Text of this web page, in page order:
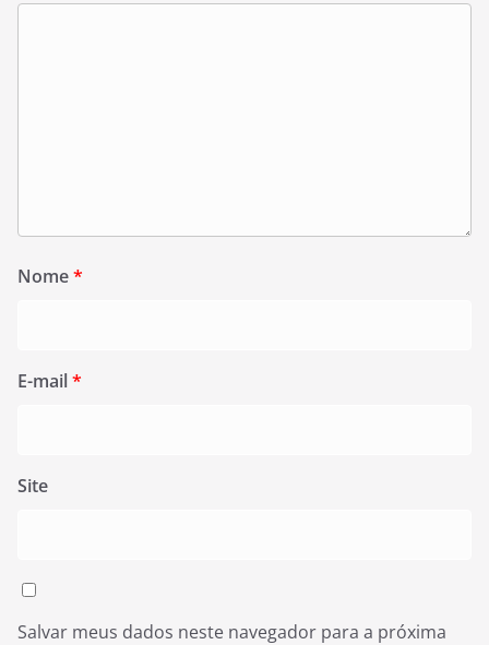
Nome*
E-mail*
Site
Salvar meus dados neste navegador para a próxima